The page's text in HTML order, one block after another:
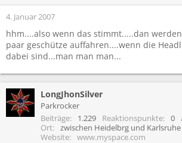
4. Januar 2007
hhm....also wenn das stimmt.....dan
paar geschütze auffahren....wenn die
dabei sind...man man man...
LongJhonSilver
Parkrocker
Beiträge
1.229 Reaktionspunkte 0
Ort
zwischen Heidelbrg und Karlsruhe
Website
www.myspace.com